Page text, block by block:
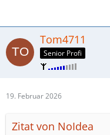
Tom4711
Senior Profi
19. Februar 2026
Zitat von NoIdea